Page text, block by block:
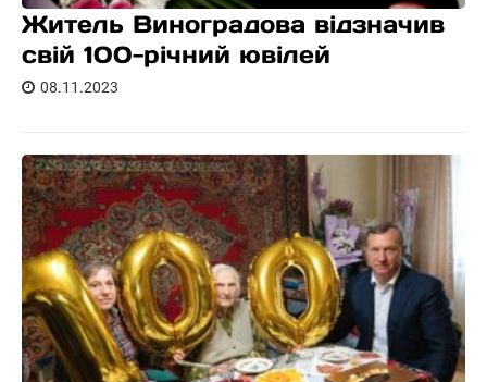
Житель Виноградова відзначив
свій 100-річний ювілей
08.11.2023